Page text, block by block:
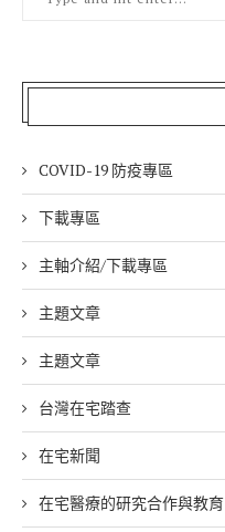
COVID-19 防疫專區
下載專區
主軸介紹/下載專區
主題文章
主題文章
台灣在宅踏查
在宅新聞
在宅醫療的研究合作與教育